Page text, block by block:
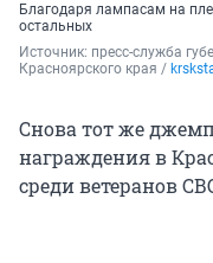
Благодаря лампасам на
остальных
Источник: пресс-служба
Красноярского края /
Снова тот же
награждения в
среди ветеранов